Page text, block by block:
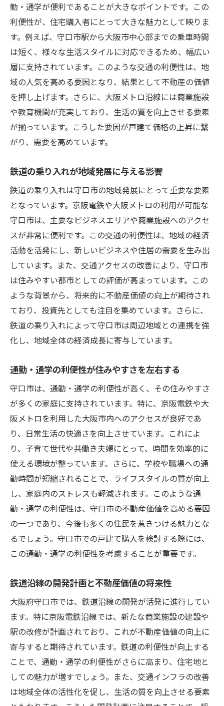
勤・通学が便利であることが大きなポイントです。この
利便性が、住宅購入者にとって大きな魅力として映りま
す。例えば、守口市駅から大阪市中心部までの乗車時間
は短く、様々な生活スタイルに対応できるため、幅広い
層に支持されています。このような交通の利便性は、地
域の人気を高める要因となり、結果として不動産の価値
を押し上げます。さらに、大阪メトロ沿線には商業施設
や教育機関が充実しており、生活の質を向上させる要素
が揃っています。こうした要因が戸建て価格の上昇に繋
がり、需要を高めています。
鉄道の乗り入れが地域発展に与える影響
鉄道の乗り入れは守口市の地域発展にとって重要な要素
となっています。京阪電鉄や大阪メトロの利用が可能な
守口市は、主要なビジネスエリアや商業施設へのアクセ
スが非常に便利です。この交通の利便性は、地域の経済
活動を活発にし、新しいビジネスや住居の需要を生み出
しています。また、交通アクセスの改善により、守口市
は住みやすい都市としての評価が高まっています。この
ような背景から、将来的に不動産価値の向上が期待され
ており、投資先としても注目を集めています。さらに、
鉄道の乗り入れによって守口市は周辺地域との連携を強
化し、地域全体の経済成長に寄与しています。
通勤・通学の利便性が住みやすさを左右する
守口市は、通勤・通学の利便性が高く、その住みやすさ
が多くの家庭に支持されています。特に、京阪電鉄や大
阪メトロを利用した大阪市内へのアクセスが良好であ
り、日常生活の快適さを向上させています。これによ
り、子育て世代や共働き夫婦にとって、時間を効率的に
使える環境が整っています。さらに、学校や職場への通
勤時間が短縮されることで、ライフスタイルの質が向上
し、家庭内のストレスも軽減されます。このような通
勤・通学の利便性は、守口市の不動産価値を高める要因
の一つであり、今後も多くの住民を惹きつける魅力とな
るでしょう。守口市での戸建て購入を検討する際には、
この通勤・通学の利便性を考慮することが重要です。
鉄道沿線の開発計画と不動産価値の将来性
大阪府守口市では、鉄道沿線の開発が活発に進行してい
ます。特に京阪電鉄沿線では、新たな商業施設の建設や
駅の改修が計画されており、これが不動産価値の向上に
寄与すると期待されています。鉄道の利便性が向上する
ことで、通勤・通学の利便性がさらに高まり、住宅地と
しての魅力が増すでしょう。また、交通インフラの改善
は地域全体の活性化を促し、生活の質を向上させる要素